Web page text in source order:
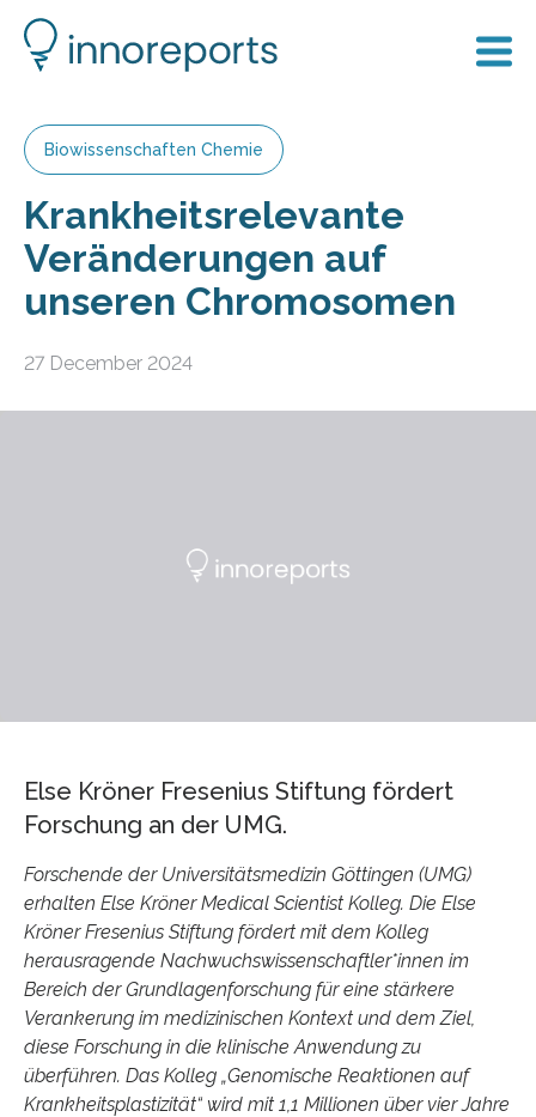
Biowissenschaften Chemie
Krankheitsrelevante
Veränderungen auf
unseren Chromosomen
27 December 2024
Else Kröner Fresenius Stiftung fördert
Forschung an der UMG.
Forschende der Universitätsmedizin Göttingen (UMG)
erhalten Else Kröner Medical Scientist Kolleg. Die Else
Kröner Fresenius Stiftung fördert mit dem Kolleg
herausragende Nachwuchswissenschaftler*innen im
Bereich der Grundlagenforschung für eine stärkere
Verankerung im medizinischen Kontext und dem Ziel,
diese Forschung in die klinische Anwendung zu
überführen. Das Kolleg „Genomische Reaktionen auf
Krankheitsplastizität“ wird mit 1,1 Millionen über vier Jahre